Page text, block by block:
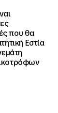
που θα
Εστία